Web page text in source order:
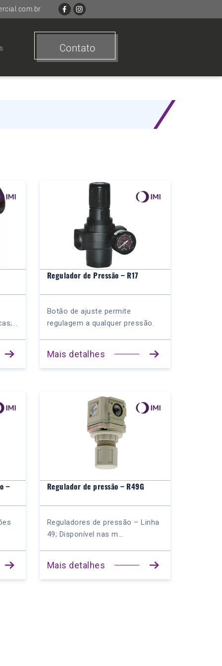
Contato
Regulador de Pressão – R17
Botão de ajuste permite
regulagem a qualquer pressão.
Mais detalhes
–
Regulador de pressão – R49G
Reguladores de pressão – Linha
49; Disponível nas m...
Mais detalhes